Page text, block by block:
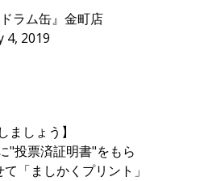
ラム缶』金町店
4, 2019
ましょう】
"投票済証明書"をもら
「ましかくプリント」